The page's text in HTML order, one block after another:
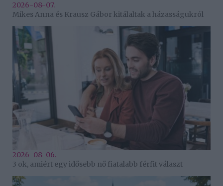
2026-08-07.
Mikes Anna és Krausz Gábor kitálaltak a házasságukról
2026-08-06.
3 ok, amiért egy idősebb nő fiatalabb férfit választ